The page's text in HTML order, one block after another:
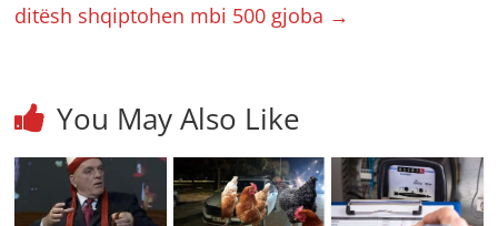
ditësh shqiptohen mbi 500 gjoba →
You May Also Like